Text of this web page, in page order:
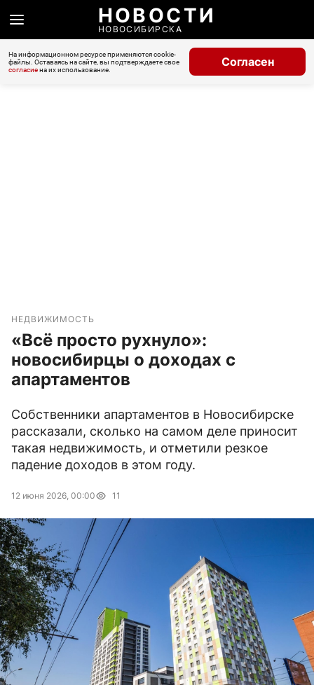
НОВОСТИ
НОВОСИБИРСКА
На информационном ресурсе применяются cookie-
файлы. Оставаясь на сайте, вы подтверждаете свое
согласиена их использование.
Согласен
НЕДВИЖИМОСТЬ
«Всё просто рухнуло»:
новосибирцы о доходах с
апартаментов
Собственники апартаментов в Новосибирске
рассказали, сколько на самом деле приносит
такая недвижимость, и отметили резкое
падение доходов в этом году.
12 июня 2026, 00:00 11